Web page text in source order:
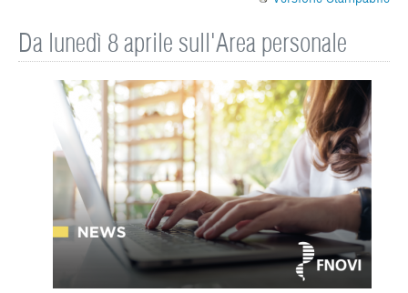
Da lunedì 8 aprile sull'Area personale